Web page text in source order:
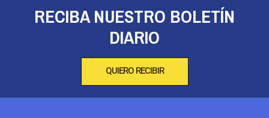
RECIBA NUESTRO BOLETÍN
DIARIO
QUIERO RECIBIR